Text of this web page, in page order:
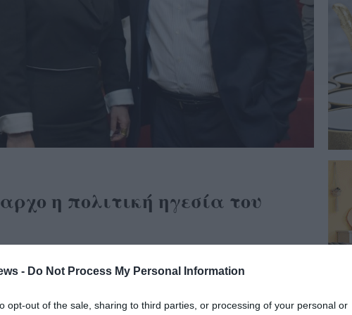
- Do Not Process My Personal Information
opt-out of the sale, sharing to third parties, or processing of your personal or
η πολιτική ηγεσία του
οι απαραίτητες διαδικασίες για την τοποθέτηση
σε μια ακόμη προσπάθεια να παταχθεί η
Προστασίας του Πολίτη, Γιάννης Λαμπρόπουλος.